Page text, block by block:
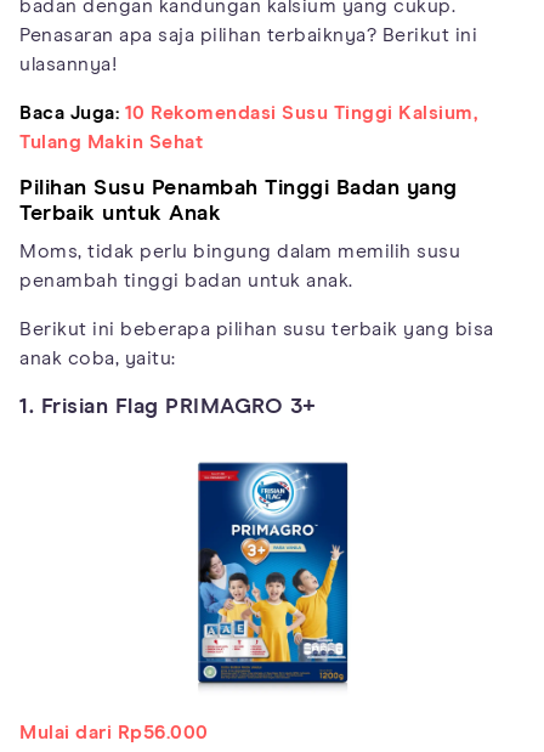
badan dengan kandungan kalsium yang cukup.
Penasaran apa saja pilihan terbaiknya? Berikut ini
ulasannya!
Baca Juga: 10 Rekomendasi Susu Tinggi Kalsium,
Tulang Makin Sehat
Pilihan Susu Penambah Tinggi Badan yang
Terbaik untuk Anak
Moms, tidak perlu bingung dalam memilih susu
penambah tinggi badan untuk anak.
Berikut ini beberapa pilihan susu terbaik yang bisa
anak coba, yaitu:
1. Frisian Flag PRIMAGRO 3+
Mulai dari Rp56.000